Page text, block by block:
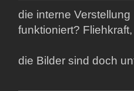
die interne
funktioniert?
die Bilder sind doch